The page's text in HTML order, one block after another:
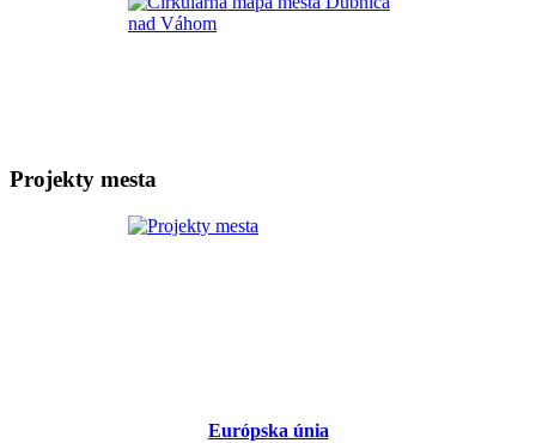
Projekty mesta
Európska únia